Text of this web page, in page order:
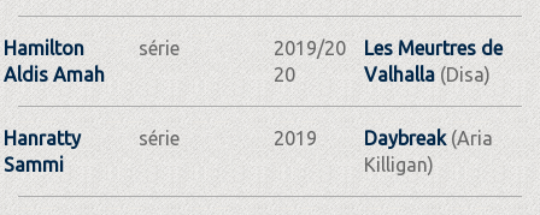
Hamilton
Aldis Amah
série
2019/20
20
Les Meurtres de
Valhalla(Disa)
Hanratty
Sammi
série 2019 Daybreak(Aria
Killigan)